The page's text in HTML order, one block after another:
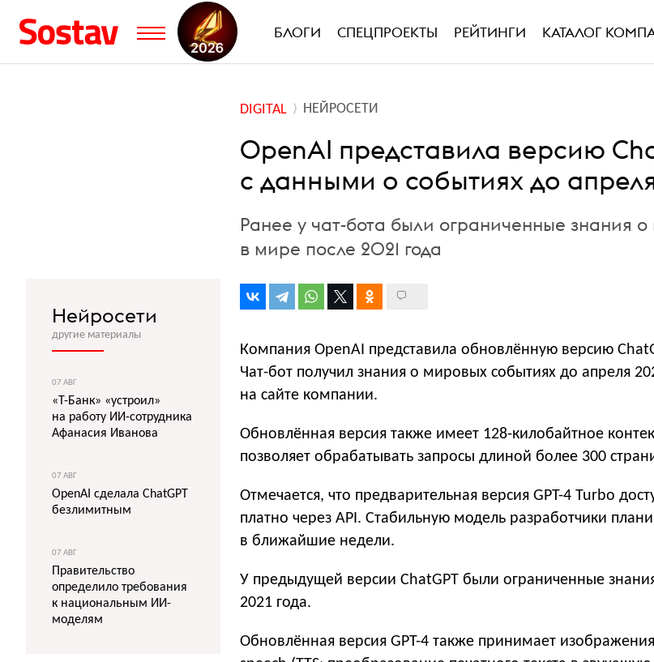
БЛОГИ СПЕЦПРОЕКТЫ РЕЙТИНГИ КАТАЛОГ
DIGITAL НЕЙРОСЕТИ
OpenAI представила версию
с данными о событиях до
Ранее у чат-бота были ограниченные знания
в мире после 2021 года
Компания OpenAI представила обновлённую версию
Чат-бот получил знания о мировых событиях до апреля
на сайте компании.
Обновлённая версия также имеет 128-килобайтное
позволяет обрабатывать запросы длиной более 300
Отмечается, что предварительная версия GPT-4 Turbo
платно через API. Стабильную модель разработчики
в ближайшие недели.
У предыдущей версии ChatGPT были ограниченные
2021 года.
Обновлённая версия GPT-4 также принимает
Нейросети
другие материалы
07 АВГ
«Т-Банк» «устроил»
на работу ИИ-сотрудника
Афанасия Иванова
07 АВГ
OpenAI сделала ChatGPT
безлимитным
07 АВГ
Правительство
определило требования
к национальным ИИ-
моделям